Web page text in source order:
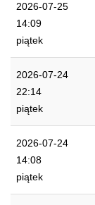
2026-07-25
14:09
piątek
2026-07-24
22:14
piątek
2026-07-24
14:08
piątek